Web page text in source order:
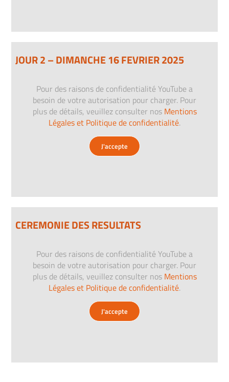
JOUR 2 – DIMANCHE 16 FEVRIER 2025
Pour des raisons de confidentialité YouTube a
besoin de votre autorisation pour charger. Pour
plus de détails, veuillez consulter nos Mentions
Légales et Politique de confidentialité.
J'accepte
CEREMONIE DES RESULTATS
Pour des raisons de confidentialité YouTube a
besoin de votre autorisation pour charger. Pour
plus de détails, veuillez consulter nos Mentions
Légales et Politique de confidentialité.
J'accepte